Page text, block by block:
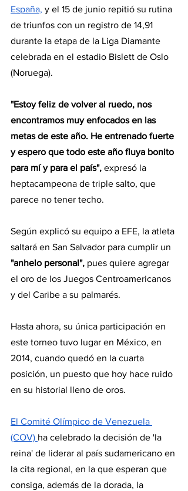
España, y el 15 de junio repitió su rutina
de triunfos con un registro de 14,91
durante la etapa de la Liga Diamante
celebrada en el estadio Bislett de Oslo
(Noruega).
"Estoy feliz de volver al ruedo, nos
encontramos muy enfocados en las
metas de este año. He entrenado fuerte
y espero que todo este año fluya bonito
para mí y para el país", expresó la
heptacampeona de triple salto, que
parece no tener techo.
Según explicó su equipo a EFE, la atleta
saltará en San Salvador para cumplir un
"anhelo personal", pues quiere agregar
el oro de los Juegos Centroamericanos
y del Caribe a su palmarés.
Hasta ahora, su única participación en
este torneo tuvo lugar en México, en
2014, cuando quedó en la cuarta
posición, un puesto que hoy hace ruido
en su historial lleno de oros.
El Comité Olímpico de Venezuela
(COV) ha celebrado la decisión de 'la
reina' de liderar al país sudamericano en
la cita regional, en la que esperan que
consiga, además de la dorada, la